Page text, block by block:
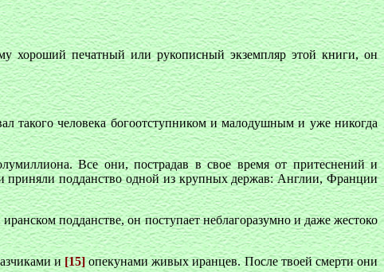
печатный или рукописный экземпляр этой книги, он
такого человека богоотступником и малодушным и уже никогда
Все они, пострадав в свое время от притеснений и
и приняли подданство одной из крупных держав: Англии, Франции
подданстве, он поступает неблагоразумно и даже жестоко
и[15]опекунами живых иранцев. После твоей смерти они